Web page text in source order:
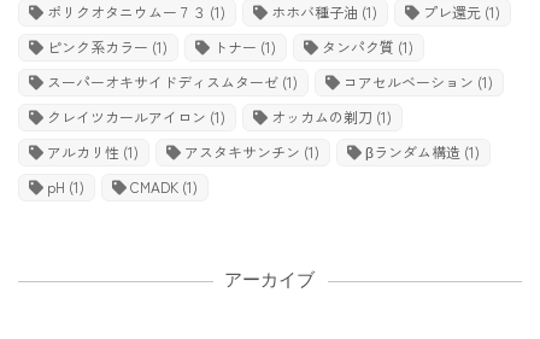
ポリクオタニウムー７３ (1) ホホバ種子油 (1) プレ還元 (1)
ピンク系カラー (1) トナー (1) タンパク質 (1)
スーパーオキサイドディスムターゼ (1) コアセルベーション (1)
クレイツカールアイロン (1) オッカムの剃刀 (1)
アルカリ性 (1) アスタキサンチン (1) βランダム構造 (1)
pH (1) CMADK (1)
アーカイブ